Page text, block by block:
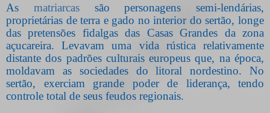
As matriarcassão personagens semi-lendárias,
proprietárias de terra e gado no interior do sertão, longe
das pretensões fidalgas das Casas Grandes da zona
açucareira. Levavam uma vida rústica relativamente
distante dos padrões culturais europeus que, na época,
moldavam as sociedades do litoral nordestino. No
sertão, exerciam grande poder de liderança, tendo
controle total de seus feudos regionais.